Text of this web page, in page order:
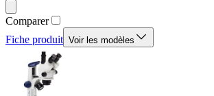
Comparer
Fiche produit Voir les modèles